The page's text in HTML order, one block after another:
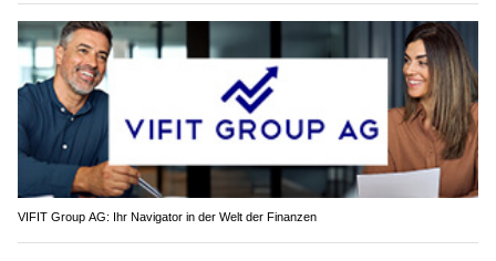
Forni Medical: Hochwertige Artikel für Gesundheitsdienstleister